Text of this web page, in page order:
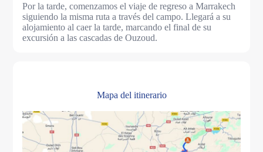
Por la tarde, comenzamos el viaje de regreso a Marrakech
siguiendo la misma ruta a través del campo. Llegará a su
alojamiento al caer la tarde, marcando el final de su
excursión a las cascadas de Ouzoud.
Mapa del itinerario